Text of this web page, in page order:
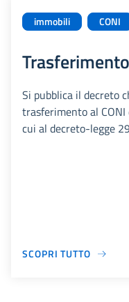
immobili CONI
Si pubblica il decreto
trasferimento al
cui al decreto-legge
SCOPRI TUTTO